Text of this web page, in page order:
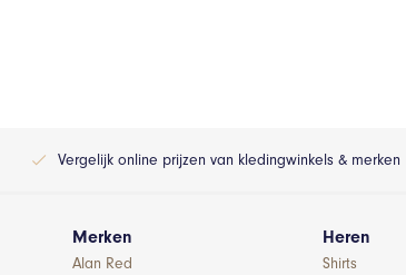
Vergelijk online prijzen van kledingwinkels & merken
Merken
Alan Red
Heren
Shirts